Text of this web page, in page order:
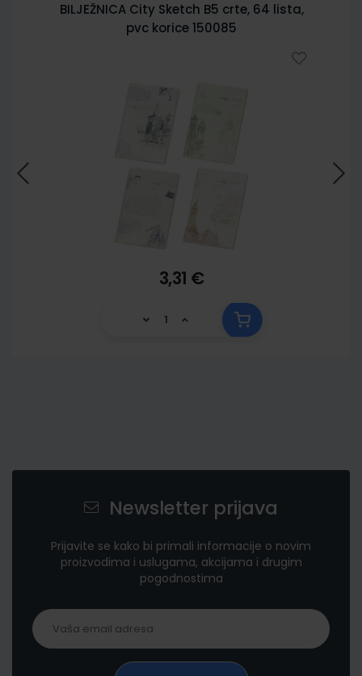
BILJEŽNICA City Sketch B5 crte, 64 lista,
pvc korice 150085
3,31 €
Newsletter prijava
Prijavite se kako bi primali informacije o novim
proizvodima i uslugama, akcijama i drugim
pogodnostima